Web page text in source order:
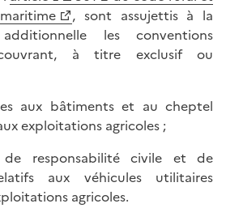
, sont assujettis à la
les conventions
couvrant, à titre exclusif ou
aux bâtiments et au cheptel
exploitations agricoles ;
responsabilité civile et de
aux véhicules utilitaires
agricoles.